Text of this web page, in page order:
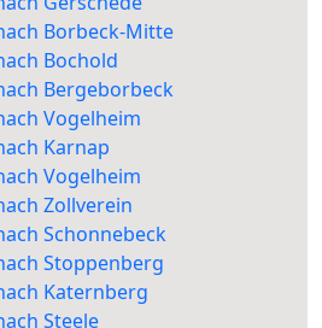
Borbeck-Mitte
Bochold
Bergeborbeck
Vogelheim
Karnap
Vogelheim
Zollverein
Schonnebeck
Stoppenberg
Katernberg
Steele